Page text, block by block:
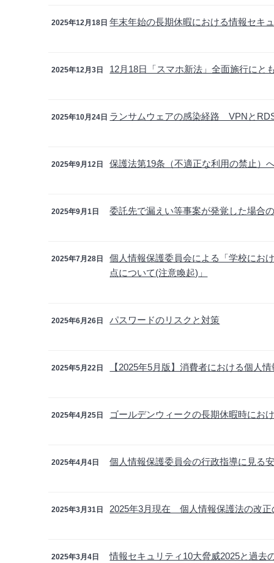
2025年12月18日 年末年始の長期休暇における情報セキ
2025年12月3日 12月18日「スマホ新法」全面施行にと
2025年10月24日 ランサムウェアの感染経路 VPNと
2025年9月12日 保護法第19条（不適正な利用の禁止）
2025年9月1日 委託先で漏えい等事案が発覚した場合
2025年7月28日
個人情報保護委員会による「学校にお
点について(注意喚起)」
2025年6月26日 パスワードのリスクと対策
2025年5月22日 【2025年5月版】消費者における個人
2025年4月25日 ゴールデンウィークの長期休暇時にお
2025年4月4日 個人情報保護委員会の行政指導に見る
2025年3月31日 2025年3月現在 個人情報保護法の改正
2025年3月4日 情報セキュリティ10大脅威2025と過去